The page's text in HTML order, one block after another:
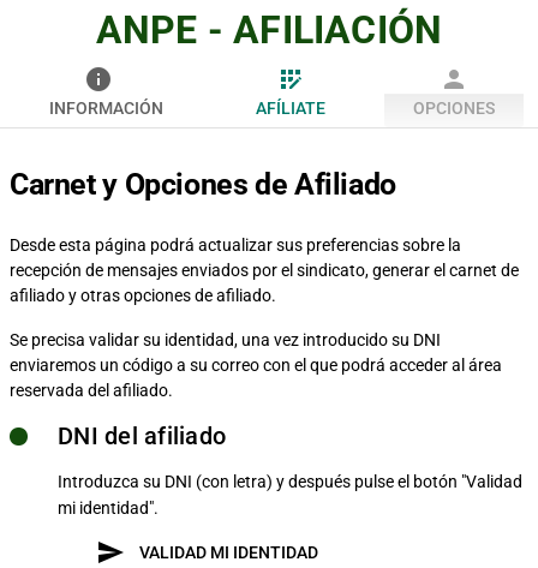
ANPE - AFILIACIÓN
info
INFORMACIÓN
app_registration
AFÍLIATE
person
OPCIONES
Carnet y Opciones de Afiliado
Desde esta página podrá actualizar sus preferencias sobre la
recepción de mensajes enviados por el sindicato, generar el carnet de
afiliado y otras opciones de afiliado.
Se precisa validar su identidad, una vez introducido su DNI
enviaremos un código a su correo con el que podrá acceder al área
reservada del afiliado.
DNI del afiliado
Introduzca su DNI (con letra) y después pulse el botón "Validad
mi identidad".
send VALIDAD MI IDENTIDAD